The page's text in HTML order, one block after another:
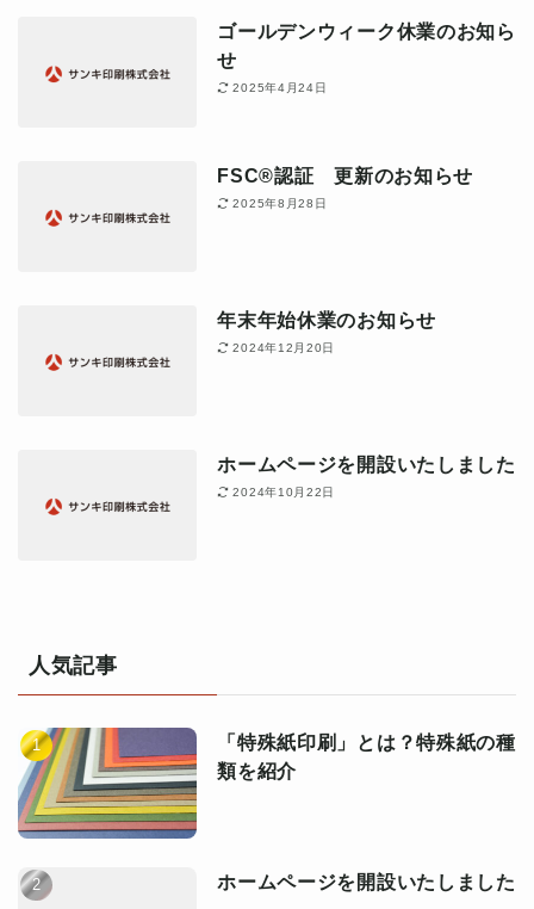
ゴールデンウィーク休業のお知ら
せ
2025年4月24日
FSC®認証 更新のお知らせ
2025年8月28日
年末年始休業のお知らせ
2024年12月20日
ホームページを開設いたしました
2024年10月22日
人気記事
「特殊紙印刷」とは？特殊紙の種
類を紹介
ホームページを開設いたしました